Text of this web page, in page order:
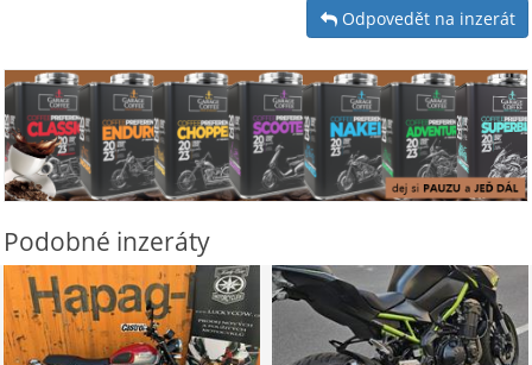
Odpovedět na inzerát
Podobné inzeráty